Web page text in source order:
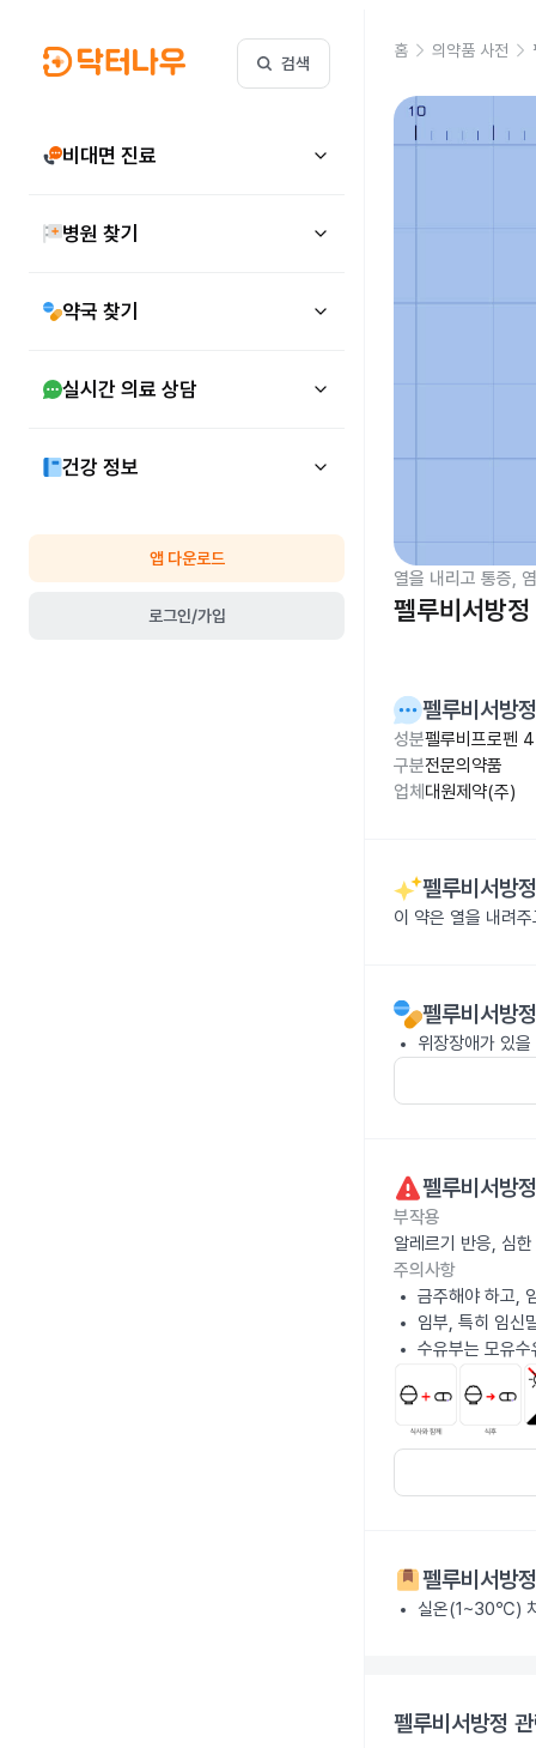
검색
비대면 진료
병원 찾기
약국 찾기
실시간 의료 상담
건강 정보
앱 다운로드
로그인/가입
홈 의약품 사전
열을 내리고 통증,
펠루비서방
펠루비서방정
성분펠루비프로펜
구분전문의약품
업체 대원제약(주)
펠루비서방정
이 약은 열을 내려
펠루비서방정
위장장애가 있
펠루비서방정
부작용
알레르기 반응, 심
주의사항
금주해야 하고,
임부, 특히 임신
수유부는 모유
펠루비서방정
실온(1~30℃)
펠루비서방정